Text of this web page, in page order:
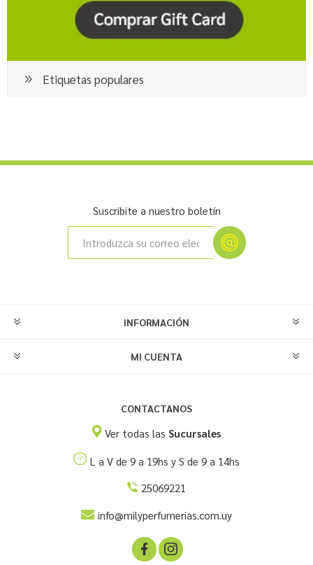
Etiquetas populares
Suscribite a nuestro boletín
INFORMACIÓN
MI CUENTA
CONTACTANOS
Ver todas las Sucursales
L a V de 9 a 19hs y S de 9 a 14hs
25069221
info@milyperfumerias.com.uy